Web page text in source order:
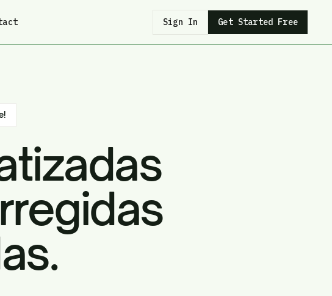
Sign In Get Started Free